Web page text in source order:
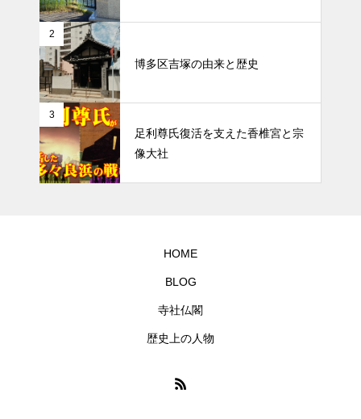
福岡と博多の市名論争の歴史
2
博多区吉塚の由来と歴史
3
足利尊氏復活を支えた香椎宮と宗
像大社
HOME
BLOG
寺社仏閣
歴史上の人物